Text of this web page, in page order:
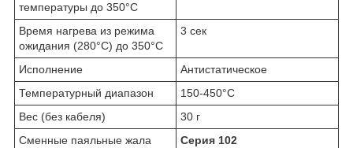
температуры до 350°C
Время нагрева из режима
ожидания (280°C) до 350°C
3 сек
Исполнение
Антистатическое
Температурный диапазон
150-450°C
Вес (без кабеля)
30 г
Сменные паяльные жала
Серия 102